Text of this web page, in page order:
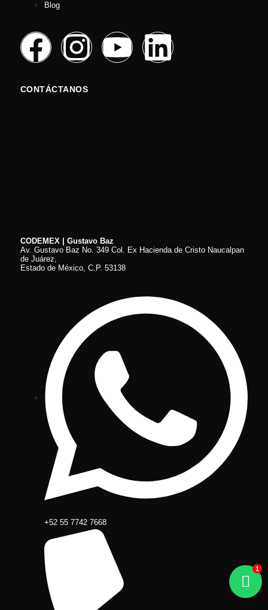
Blog
CONTÁCTANOS
CODEMEX | Gustavo Baz
Av. Gustavo Baz No. 349 Col. Ex Hacienda de Cristo Naucalpan
de Juárez,
Estado de México, C.P. 53138
+52 55 7742 7668
1